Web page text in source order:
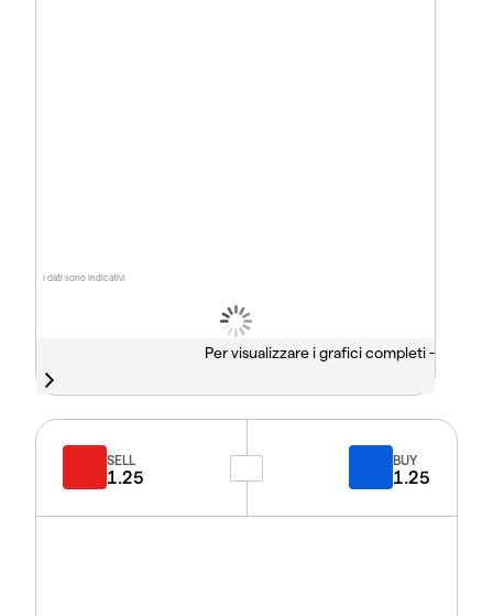
I dati sono indicativi
Per visualizzare i grafici completi -
SELL
1.25
BUY
1.25